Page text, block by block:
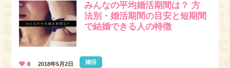
みんなの平均婚活期間は？ 方
法別・婚活期間の目安と短期間
で結婚できる人の特徴
婚活
0 2018年5月2日